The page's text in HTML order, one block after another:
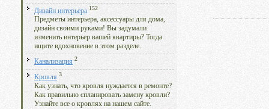
Дизайн интерьера 152
Предметы интерьера, аксессуары для дома,
дизайн своими руками! Вы задумали
изменить интерьер вашей квартиры? Тогда
ищите вдохновение в этом разделе.
Канализация 2
Кровля 3
Как узнать, что кровля нуждается в ремонте?
Как правильно спланировать замену кровли?
Узнайте все о кровлях на нашем сайте.